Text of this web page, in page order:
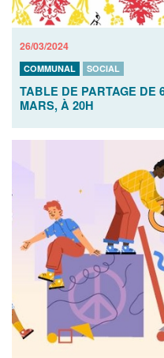
26/03/2024
COMMUNAL SOCIAL
TABLE DE PARTAGE DE
MARS, À 20H